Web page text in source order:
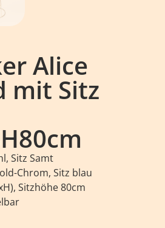
Alice
mit Sitz
Sitz Samt
Chrom, Sitz blau
Sitzhöhe 80cm